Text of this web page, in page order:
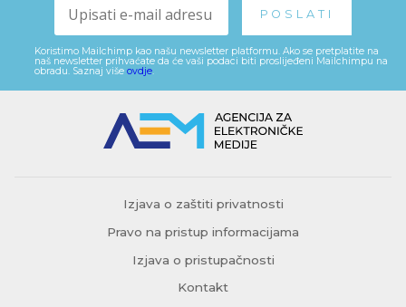
Koristimo Mailchimp kao našu newsletter platformu. Ako se pretplatite na
naš newsletter prihvaćate da će vaši podaci biti proslijeđeni Mailchimpu na
obradu. Saznaj više ovdje.
Izjava o zaštiti privatnosti
Pravo na pristup informacijama
Izjava o pristupačnosti
Kontakt